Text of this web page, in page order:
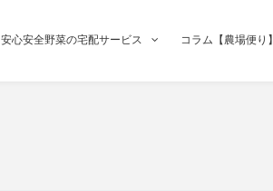
安心安全野菜の宅配サービス コラム【農場便り】